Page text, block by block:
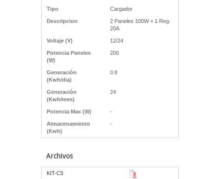
Tipo Cargador
Descripcion
2 Paneles 100W + 1 Reg.
20A
Voltaje (V) 12/24
Potencia Paneles
(W)
200
Generación
(Kwh/dia)
0.8
Generación
(Kwh/mes)
24
Potencia Max (W) -
Almacenamiento
(Kwh)
-
Archivos
KIT-C5